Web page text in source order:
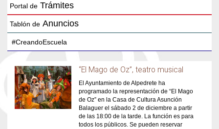
Portal de Trámites
Tablón de Anuncios
“El Mago de Oz”, teatro musical
El Ayuntamiento de Alpedrete ha
programado la representación de “El Mago
de Oz” en la Casa de Cultura Asunción
Balaguer el sábado 2 de diciembre a partir
de las 18:00 de la tarde. La función es para
todos los públicos. Se pueden reservar